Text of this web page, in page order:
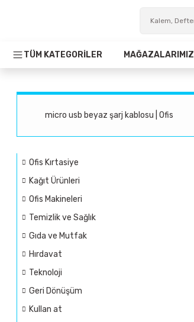
TÜM KATEGORİLER MAĞAZALARIMIZ
micro usb beyaz şarj kablosu | Ofis
Ofis Kırtasiye
Kağıt Ürünleri
Ofis Makineleri
Temizlik ve Sağlık
Gıda ve Mutfak
Hırdavat
Teknoloji
Geri Dönüşüm
Kullan at